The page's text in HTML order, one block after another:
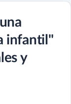
infantil"
y